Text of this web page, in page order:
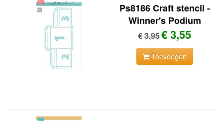
Ps8186 Craft stencil -
Winner's Podium
€ 3,95€ 3,55
Toevoegen